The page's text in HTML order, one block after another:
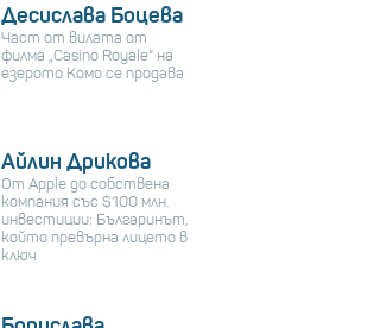
Десислава Боцева
Част от вилата от
филма „Casino Royale“ на
езерото Комо се продава
Айлин Дрикова
От Apple до собствена
компания със $100 млн.
инвестиции: Българинът,
който превърна лицето в
ключ